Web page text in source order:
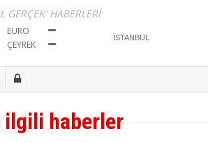
GERÇEK' HABERLERİ
EURO
ÇEYREK
ilgili haberler